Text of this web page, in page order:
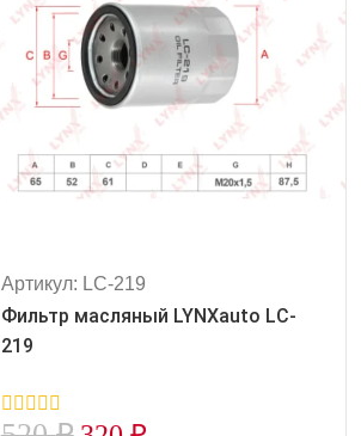
Артикул: LC-219
Фильтр масляный LYNXauto LC-
219
0